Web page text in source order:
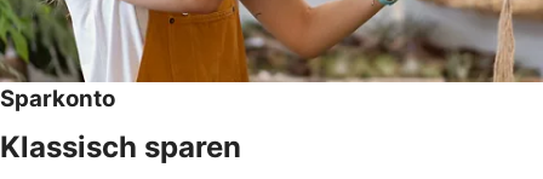
Sparkonto
Klassisch sparen